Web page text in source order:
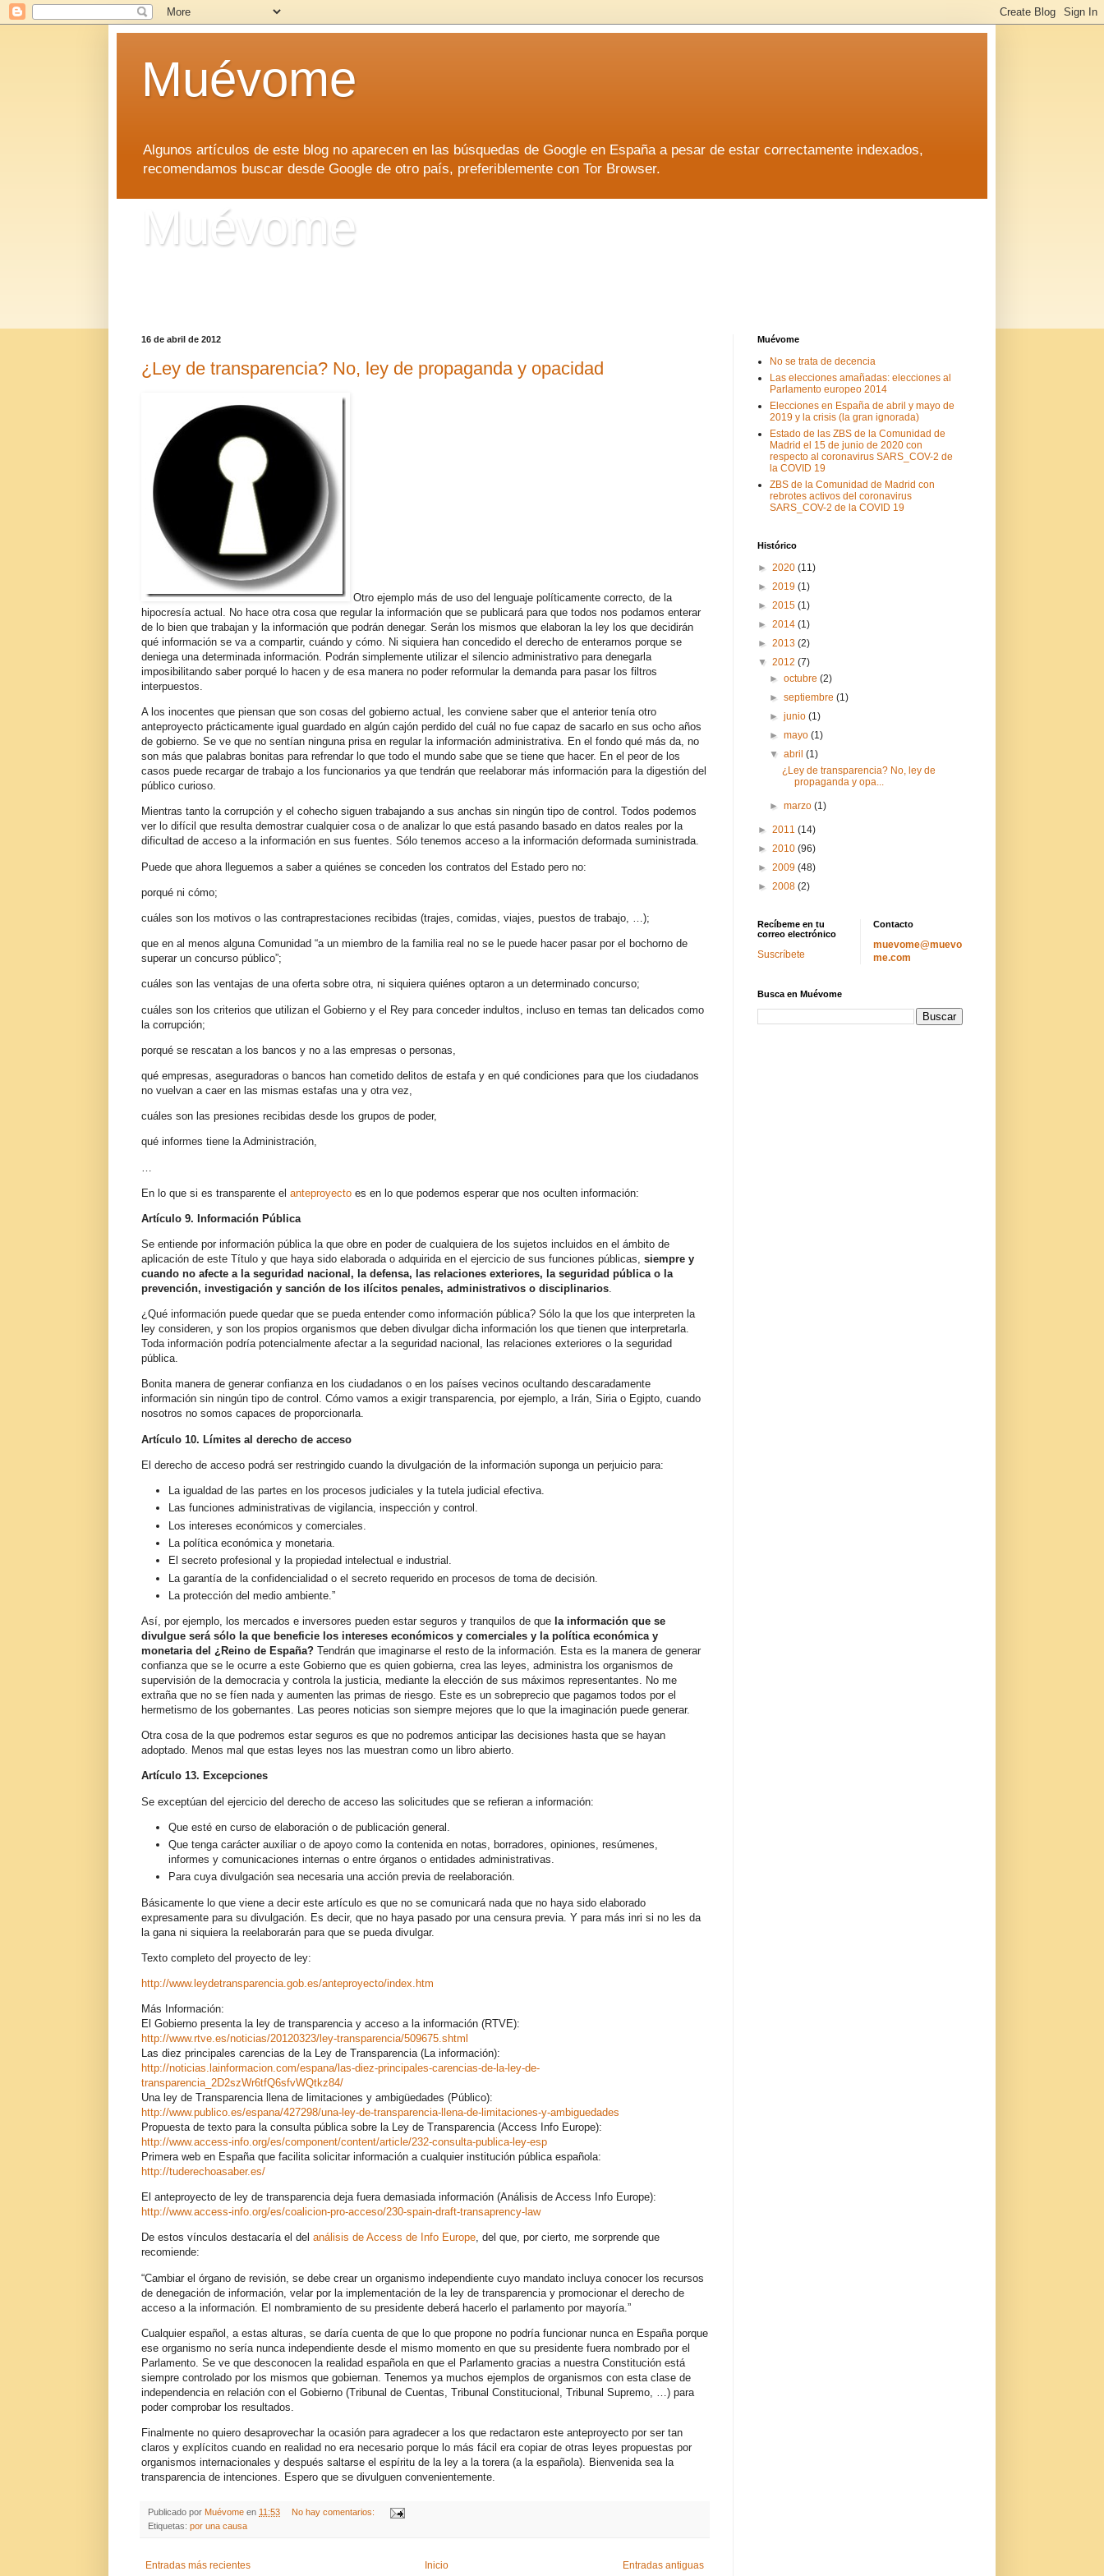
Muévome
Algunos artículos de este blog no aparecen en las búsquedas de Google en España a pesar de estar correctamente indexados,
recomendamos buscar desde Google de otro país, preferiblemente con Tor Browser.
Muévome
16 de abril de 2012
¿Ley de transparencia? No, ley de propaganda y opacidad
Otro ejemplo más de uso del lenguaje políticamente correcto, de la
hipocresía actual. No hace otra cosa que regular la información que se publicará para que todos nos podamos enterar
de lo bien que trabajan y la información que podrán denegar. Serán los mismos que elaboran la ley los que decidirán
qué información se va a compartir, cuándo y cómo. Ni siquiera han concedido el derecho de enterarnos porque se
deniega una determinada información. Podrán simplemente utilizar el silencio administrativo para denegarla
imposibilitando saber porqué lo hacen y de esa manera no poder reformular la demanda para pasar los filtros
interpuestos.
A los inocentes que piensan que son cosas del gobierno actual, les conviene saber que el anterior tenía otro
anteproyecto prácticamente igual guardado en algún cajón perdido del cuál no fue capaz de sacarlo en sus ocho años
de gobierno. Se ve que no sentían ninguna prisa en regular la información administrativa. En el fondo qué más da, no
son más que palabras bonitas para refrendar lo que todo el mundo sabe que se tiene que hacer. En el peor de los
casos puede recargar de trabajo a los funcionarios ya que tendrán que reelaborar más información para la digestión del
público curioso.
Mientras tanto la corrupción y el cohecho siguen trabajando a sus anchas sin ningún tipo de control. Todos podemos
ver lo difícil que resulta demostrar cualquier cosa o de analizar lo que está pasando basado en datos reales por la
dificultad de acceso a la información en sus fuentes. Sólo tenemos acceso a la información deformada suministrada.
Puede que ahora lleguemos a saber a quiénes se conceden los contratos del Estado pero no:
porqué ni cómo;
cuáles son los motivos o las contraprestaciones recibidas (trajes, comidas, viajes, puestos de trabajo, …);
que en al menos alguna Comunidad “a un miembro de la familia real no se le puede hacer pasar por el bochorno de
superar un concurso público”;
cuáles son las ventajas de una oferta sobre otra, ni siquiera quiénes optaron a un determinado concurso;
cuáles son los criterios que utilizan el Gobierno y el Rey para conceder indultos, incluso en temas tan delicados como
la corrupción;
porqué se rescatan a los bancos y no a las empresas o personas,
qué empresas, aseguradoras o bancos han cometido delitos de estafa y en qué condiciones para que los ciudadanos
no vuelvan a caer en las mismas estafas una y otra vez,
cuáles son las presiones recibidas desde los grupos de poder,
qué informes tiene la Administración,
En lo que si es transparente el anteproyecto es en lo que podemos esperar que nos oculten información:
Artículo 9. Información Pública
Se entiende por información pública la que obre en poder de cualquiera de los sujetos incluidos en el ámbito de
aplicación de este Título y que haya sido elaborada o adquirida en el ejercicio de sus funciones públicas, siempre y
cuando no afecte a la seguridad nacional, la defensa, las relaciones exteriores, la seguridad pública o la
prevención, investigación y sanción de los ilícitos penales, administrativos o disciplinarios.
¿Qué información puede quedar que se pueda entender como información pública? Sólo la que los que interpreten la
ley consideren, y son los propios organismos que deben divulgar dicha información los que tienen que interpretarla.
Toda información podría potencialmente afectar a la seguridad nacional, las relaciones exteriores o la seguridad
pública.
Bonita manera de generar confianza en los ciudadanos o en los países vecinos ocultando descaradamente
información sin ningún tipo de control. Cómo vamos a exigir transparencia, por ejemplo, a Irán, Siria o Egipto, cuando
nosotros no somos capaces de proporcionarla.
Artículo 10. Límites al derecho de acceso
El derecho de acceso podrá ser restringido cuando la divulgación de la información suponga un perjuicio para:
La igualdad de las partes en los procesos judiciales y la tutela judicial efectiva.
Las funciones administrativas de vigilancia, inspección y control.
Los intereses económicos y comerciales.
La política económica y monetaria.
El secreto profesional y la propiedad intelectual e industrial.
La garantía de la confidencialidad o el secreto requerido en procesos de toma de decisión.
La protección del medio ambiente.”
Así, por ejemplo, los mercados e inversores pueden estar seguros y tranquilos de que la información que se
divulgue será sólo la que beneficie los intereses económicos y comerciales y la política económica y
monetaria del ¿Reino de España? Tendrán que imaginarse el resto de la información. Esta es la manera de generar
confianza que se le ocurre a este Gobierno que es quien gobierna, crea las leyes, administra los organismos de
supervisión de la democracia y controla la justicia, mediante la elección de sus máximos representantes. No me
extraña que no se fíen nada y aumenten las primas de riesgo. Este es un sobreprecio que pagamos todos por el
hermetismo de los gobernantes. Las peores noticias son siempre mejores que lo que la imaginación puede generar.
Otra cosa de la que podremos estar seguros es que no podremos anticipar las decisiones hasta que se hayan
adoptado. Menos mal que estas leyes nos las muestran como un libro abierto.
Artículo 13. Excepciones
Se exceptúan del ejercicio del derecho de acceso las solicitudes que se refieran a información:
Que esté en curso de elaboración o de publicación general.
Que tenga carácter auxiliar o de apoyo como la contenida en notas, borradores, opiniones, resúmenes,
informes y comunicaciones internas o entre órganos o entidades administrativas.
Para cuya divulgación sea necesaria una acción previa de reelaboración.
Básicamente lo que viene a decir este artículo es que no se comunicará nada que no haya sido elaborado
expresamente para su divulgación. Es decir, que no haya pasado por una censura previa. Y para más inri si no les da
la gana ni siquiera la reelaborarán para que se pueda divulgar.
Texto completo del proyecto de ley:
http://www.leydetransparencia.gob.es/anteproyecto/index.htm
Más Información:
El Gobierno presenta la ley de transparencia y acceso a la información (RTVE):
http://www.rtve.es/noticias/20120323/ley-transparencia/509675.shtml
Las diez principales carencias de la Ley de Transparencia (La información):
http://noticias.lainformacion.com/espana/las-diez-principales-carencias-de-la-ley-de-
transparencia_2D2szWr6tfQ6sfvWQtkz84/
Una ley de Transparencia llena de limitaciones y ambigüedades (Público):
http://www.publico.es/espana/427298/una-ley-de-transparencia-llena-de-limitaciones-y-ambiguedades
Propuesta de texto para la consulta pública sobre la Ley de Transparencia (Access Info Europe):
http://www.access-info.org/es/component/content/article/232-consulta-publica-ley-esp
Primera web en España que facilita solicitar información a cualquier institución pública española:
http://tuderechoasaber.es/
El anteproyecto de ley de transparencia deja fuera demasiada información (Análisis de Access Info Europe):
http://www.access-info.org/es/coalicion-pro-acceso/230-spain-draft-transaprency-law
De estos vínculos destacaría el del análisis de Access de Info Europe, del que, por cierto, me sorprende que
recomiende:
“Cambiar el órgano de revisión, se debe crear un organismo independiente cuyo mandato incluya conocer los recursos
de denegación de información, velar por la implementación de la ley de transparencia y promocionar el derecho de
acceso a la información. El nombramiento de su presidente deberá hacerlo el parlamento por mayoría.”
Cualquier español, a estas alturas, se daría cuenta de que lo que propone no podría funcionar nunca en España porque
ese organismo no sería nunca independiente desde el mismo momento en que su presidente fuera nombrado por el
Parlamento. Se ve que desconocen la realidad española en que el Parlamento gracias a nuestra Constitución está
siempre controlado por los mismos que gobiernan. Tenemos ya muchos ejemplos de organismos con esta clase de
independencia en relación con el Gobierno (Tribunal de Cuentas, Tribunal Constitucional, Tribunal Supremo, …) para
poder comprobar los resultados.
Finalmente no quiero desaprovechar la ocasión para agradecer a los que redactaron este anteproyecto por ser tan
claros y explícitos cuando en realidad no era necesario porque lo más fácil era copiar de otras leyes propuestas por
organismos internacionales y después saltarse el espíritu de la ley a la torera (a la española). Bienvenida sea la
transparencia de intenciones. Espero que se divulguen convenientemente.
Publicado por Muévome en 11:53
No hay comentarios:
Etiquetas: por una causa
Entradas más recientes Entradas antiguas
Inicio
Muévome
No se trata de decencia
Las elecciones amañadas: elecciones al
Parlamento europeo 2014
Elecciones en España de abril y mayo de
2019 y la crisis (la gran ignorada)
Estado de las ZBS de la Comunidad de
Madrid el 15 de junio de 2020 con
respecto al coronavirus SARS_COV-2 de
la COVID 19
ZBS de la Comunidad de Madrid con
rebrotes activos del coronavirus
SARS_COV-2 de la COVID 19
Histórico
► 2020 (11)
► 2019 (1)
► 2015 (1)
► 2014 (1)
► 2013 (2)
▼ 2012 (7)
►octubre(2)
►septiembre(1)
►junio(1)
►mayo(1)
▼abril(1)
¿Ley de transparencia? No, ley de
propaganda y opa...
►marzo(1)
► 2011 (14)
► 2010 (96)
► 2009 (48)
► 2008 (2)
Recíbeme en tu
correo electrónico
Suscríbete
Contacto
muevome@muevo
me.com
Busca en Muévome